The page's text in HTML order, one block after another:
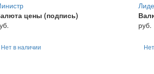
цены (подпись)
Нет в наличии
руб.